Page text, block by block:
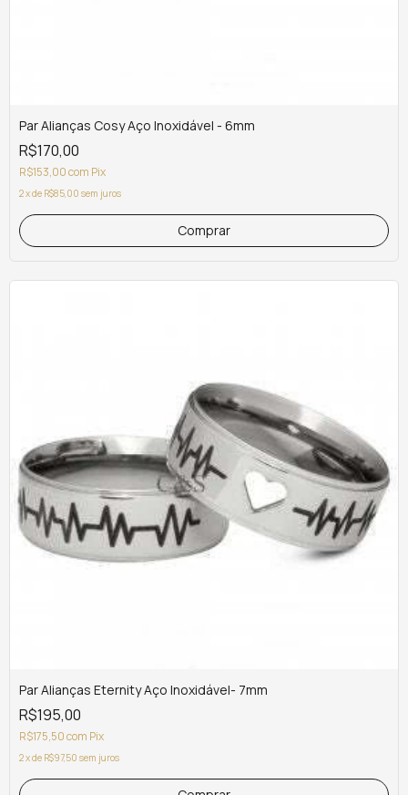
Par Alianças Cosy Aço Inoxidável - 6mm
R$170,00
R$153,00com Pix
2xde R$85,00 sem juros
Par Alianças Eternity Aço Inoxidável- 7mm
R$195,00
R$175,50com Pix
2xde R$97,50 sem juros